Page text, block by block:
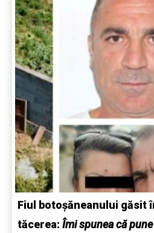
Fiul botoșăneanului găsit
tăcerea: Îmi spunea că